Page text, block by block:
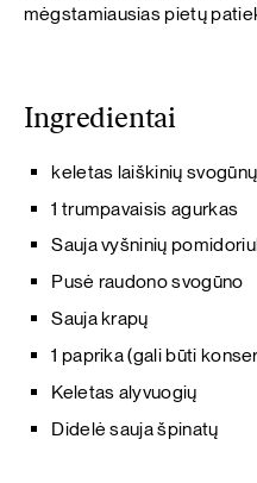
Ingredientai
keletas laiškinių svogūnų
1 trumpavaisis agurkas
Sauja vyšninių
Pusė raudono svogūno
Sauja krapų
1 paprika (gali būti
Keletas alyvuogių
Didelė sauja špinatų
mėgstamiausias pietų